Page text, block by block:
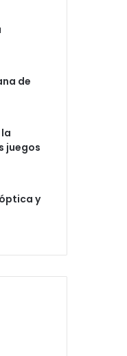
de
juegos
y